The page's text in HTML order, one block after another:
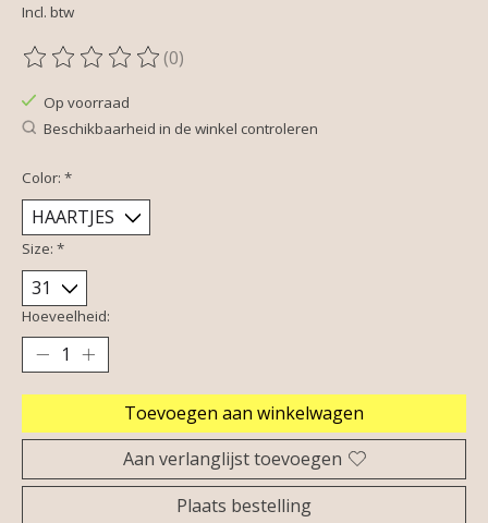
Incl. btw
De beoordeling van dit product is
(0)
Op voorraad
Beschikbaarheid in de winkel controleren
Color: *
Size: *
Hoeveelheid:
Toevoegen aan winkelwagen
Aan verlanglijst toevoegen
Plaats bestelling